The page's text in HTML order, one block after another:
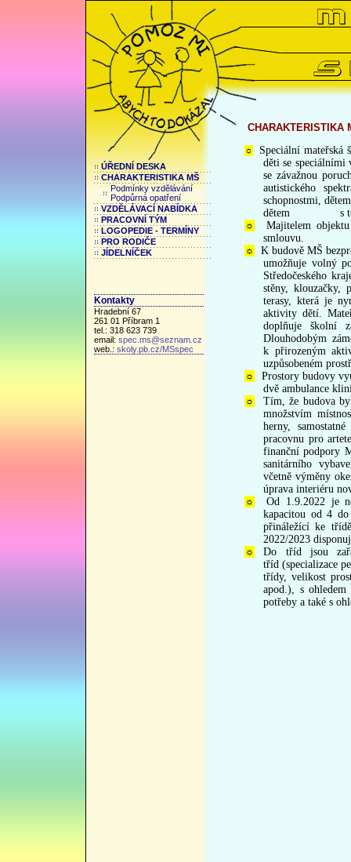
ÚŘEDNÍ DESKA
CHARAKTERISTIKA MŠ
Podmínky vzdělávání
Podpůrná opatření
VZDĚLÁVACÍ NABÍDKA
PRACOVNÍ TÝM
LOGOPEDIE - TERMÍNY
PRO RODIČE
JÍDELNÍČEK
Kontakty
Hradební 67
261 01 Příbram 1
tel.: 318 623 739
email: spec.ms@seznam.cz
web.: skoly.pb.cz/MSspec
CHARAKTERISTIKA
☼
Speciální mateřská
děti se speciálními
se závažnou
autistického
schopnostmi,
dětem s
☼
Majitelem
smlouvu.
☼
K budově MŠ
umožňuje volný
Středočeského
stěny, klouzačky,
terasy, která je
aktivity dětí.
doplňuje školní
Dlouhodobým
k přirozeným
uzpůsobeném
☼
Prostory budovy
dvě ambulance
☼
Tím, že budova
množstvím
herny,
pracovnu pro
finanční podpory
sanitárního
včetně výměny
úprava interiéru
☼
Od 1.9.2022 je
kapacitou od 4
přináležící ke
2022/2023
☼
Do tříd jsou
tříd(specializace
třídy, velikost
apod.), s
potřeby a také s